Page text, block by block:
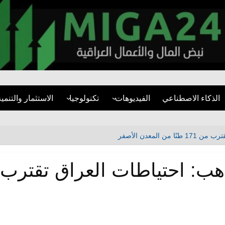
miga24.com
الذكاء الاصطناعي الفيديوهات
مقابلات
تكنولوجيا الاستثمار
التنمية المستدامة
الأصفر